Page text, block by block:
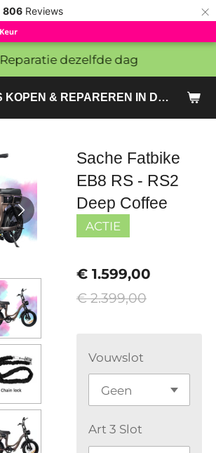
806 Reviews ×
FATBIKES KOPEN & REPAREREN IN DEN HAAG EN ZOETERMEER - SACHE BIKES
Reparatie dezelfde dag
Sache Fatbike
EB8 RS - RS2
Deep Coffee
ACTIE
€ 1.599,00
€ 2.399,00
Vouwslot
Art 3 Slot